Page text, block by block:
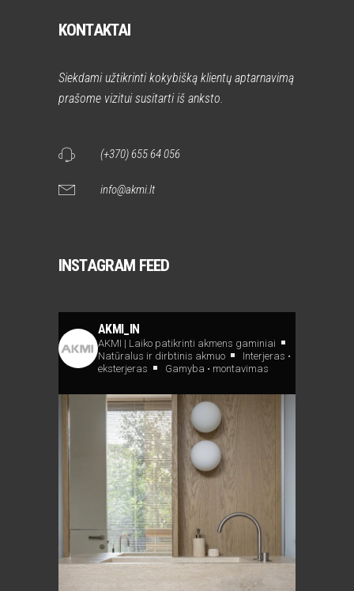
KONTAKTAI
Siekdami užtikrinti kokybišką klientų aptarnavimą
prašome vizitui susitarti iš anksto.
(+370) 655 64 056
info@akmi.lt
INSTAGRAM FEED
AKMI_IN
AKMI | Laiko patikrinti akmens gaminiai
Natūralus ir dirbtinis akmuo
Interjeras •
eksterjeras
Gamyba • montavimas